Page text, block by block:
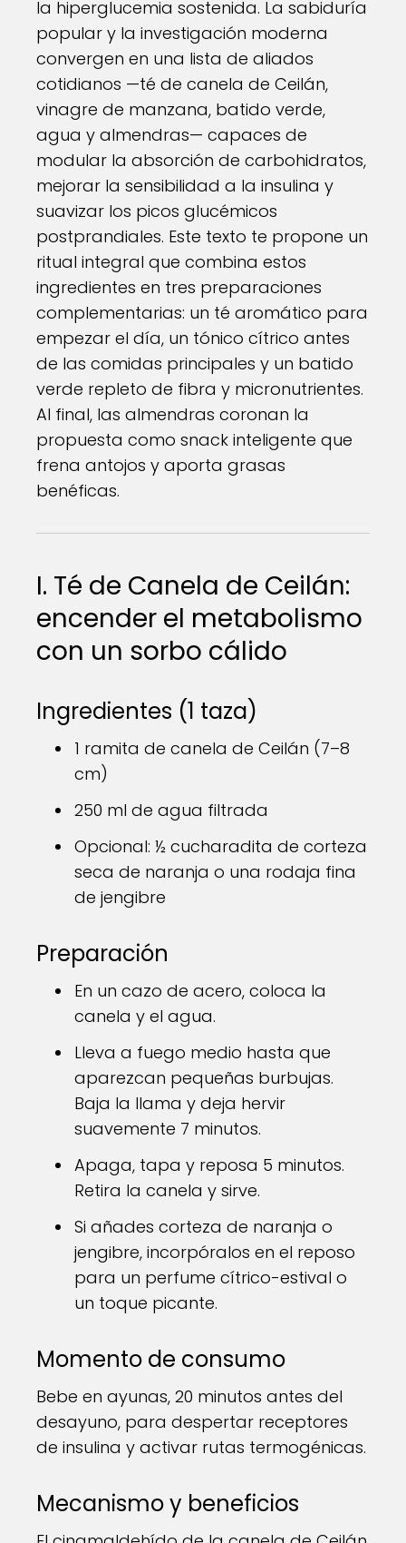
la hiperglucemia sostenida. La sabiduría
popular y la investigación moderna
convergen en una lista de aliados
cotidianos —té de canela de Ceilán,
vinagre de manzana, batido verde,
agua y almendras— capaces de
modular la absorción de carbohidratos,
mejorar la sensibilidad a la insulina y
suavizar los picos glucémicos
postprandiales. Este texto te propone un
ritual integral que combina estos
ingredientes en tres preparaciones
complementarias: un té aromático para
empezar el día, un tónico cítrico antes
de las comidas principales y un batido
verde repleto de fibra y micronutrientes.
Al final, las almendras coronan la
propuesta como snack inteligente que
frena antojos y aporta grasas
benéficas.
I. Té de Canela de Ceilán:
encender el metabolismo
con un sorbo cálido
Ingredientes (1 taza)
1 ramita de canela de Ceilán (7–8
cm)
250 ml de agua filtrada
Opcional: ½ cucharadita de corteza
seca de naranja o una rodaja fina
de jengibre
Preparación
En un cazo de acero, coloca la
canela y el agua.
Lleva a fuego medio hasta que
aparezcan pequeñas burbujas.
Baja la llama y deja hervir
suavemente 7 minutos.
Apaga, tapa y reposa 5 minutos.
Retira la canela y sirve.
Si añades corteza de naranja o
jengibre, incorpóralos en el reposo
para un perfume cítrico-estival o
un toque picante.
Momento de consumo
Bebe en ayunas, 20 minutos antes del
desayuno, para despertar receptores
de insulina y activar rutas termogénicas.
Mecanismo y beneficios